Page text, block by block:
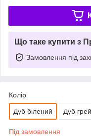
Що таке купити з
Замовлення під
Колір
Дуб білений Дуб грей
Під замовлення